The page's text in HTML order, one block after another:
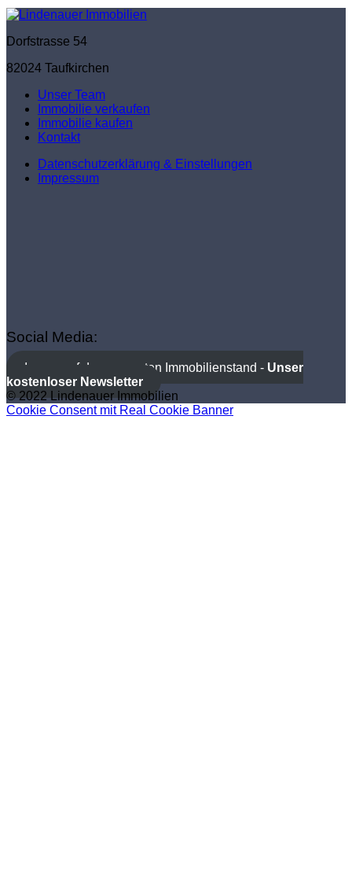
Dorfstrasse 54
82024 Taufkirchen
Unser Team
Immobilie verkaufen
Immobilie kaufen
Kontakt
Datenschutzerklärung & Einstellungen
Impressum
Social Media:
Immer auf dem neuesten Immobilienstand - Unser
kostenloser Newsletter
© 2022 Lindenauer Immobilien
Cookie Consent mit Real Cookie Banner